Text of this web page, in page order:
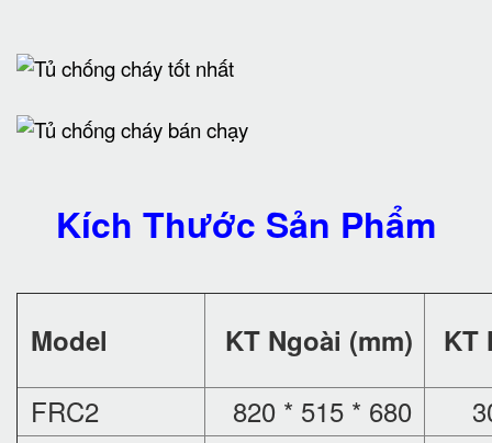
Kích Thước Sản Phẩm
Model KT Ngoài (mm) KT
FRC2 820 * 515 * 680